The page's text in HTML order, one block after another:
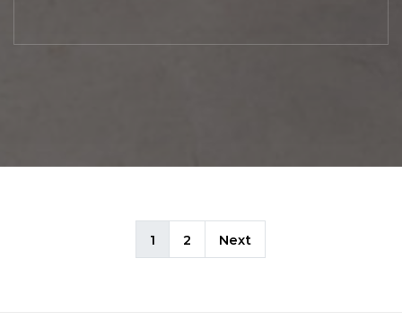
1 2 Next